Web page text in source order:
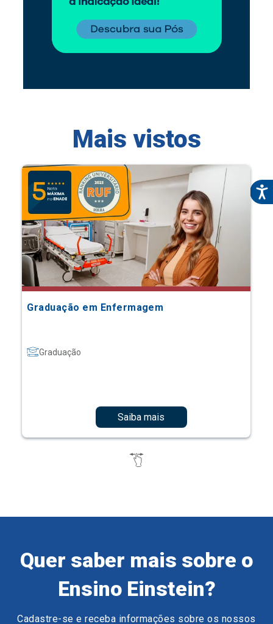
Mais vistos
Graduação em Enfermagem
Graduação
Saiba mais
Quer saber mais sobre o
Ensino Einstein?
Cadastre-se e receba informações sobre os nossos